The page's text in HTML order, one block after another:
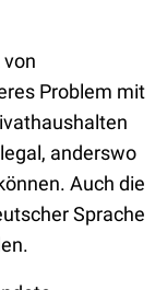
Problem mit
anderswo
Auch die
Sprache